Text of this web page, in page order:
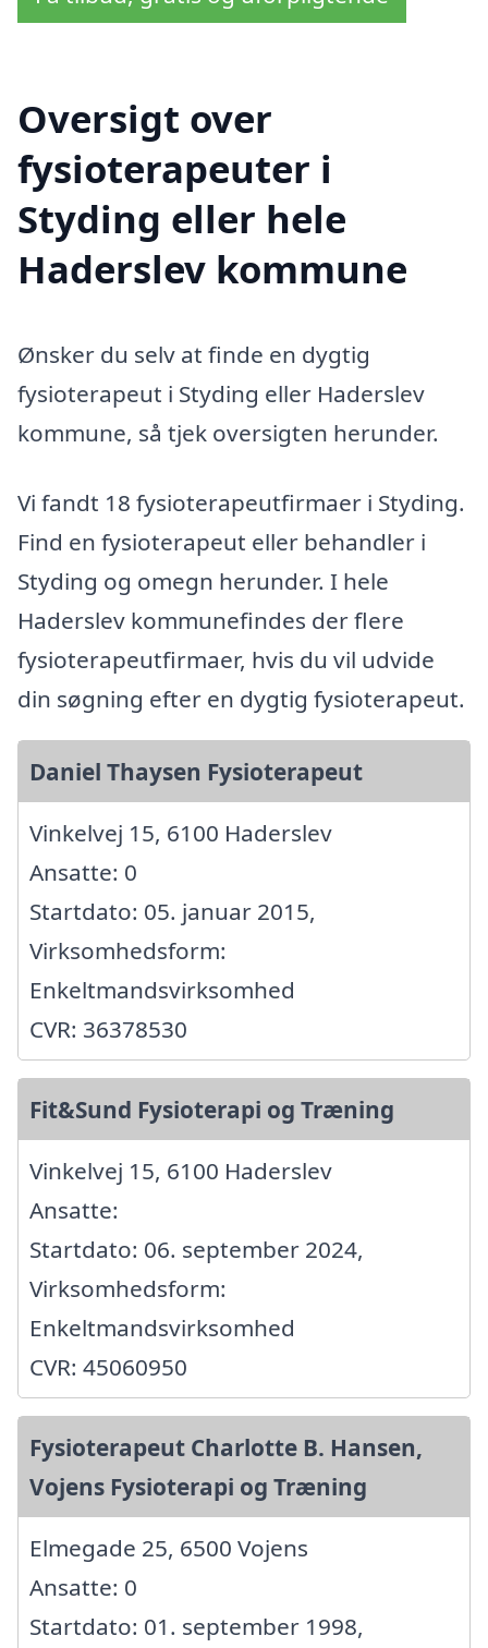
Oversigt over
fysioterapeuter i
Styding eller hele
Haderslev kommune
Ønsker du selv at finde en dygtig
fysioterapeut i Styding eller Haderslev
kommune, så tjek oversigten herunder.
Vi fandt 18 fysioterapeutfirmaer i Styding.
Find en fysioterapeut eller behandler i
Styding og omegn herunder. I hele
Haderslev kommunefindes der flere
fysioterapeutfirmaer, hvis du vil udvide
din søgning efter en dygtig fysioterapeut.
Daniel Thaysen Fysioterapeut
Vinkelvej 15, 6100 Haderslev
Ansatte: 0
Startdato: 05. januar 2015,
Virksomhedsform:
Enkeltmandsvirksomhed
CVR: 36378530
Fit&Sund Fysioterapi og Træning
Vinkelvej 15, 6100 Haderslev
Ansatte:
Startdato: 06. september 2024,
Virksomhedsform:
Enkeltmandsvirksomhed
CVR: 45060950
Fysioterapeut Charlotte B. Hansen,
Vojens Fysioterapi og Træning
Elmegade 25, 6500 Vojens
Ansatte: 0
Startdato: 01. september 1998,